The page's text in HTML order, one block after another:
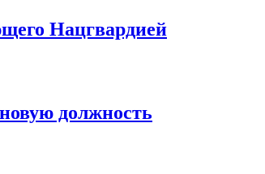
Нацгвардией
должность